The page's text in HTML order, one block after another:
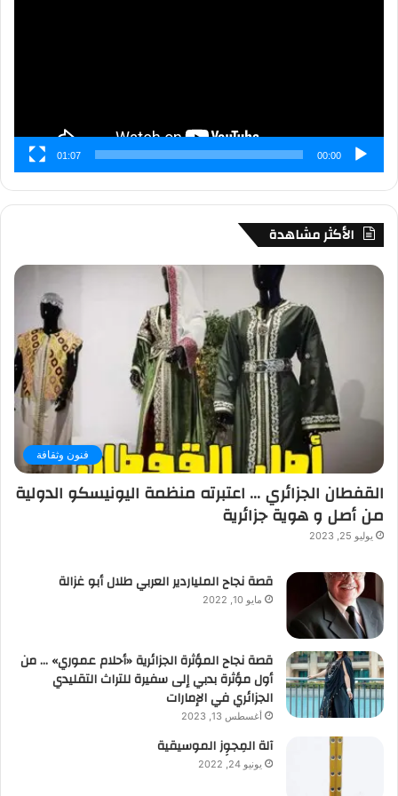
00:00
01:07
الأكثر مشاهدة
فنون وثقافة
القفطان الجزائري … اعتبرته منظمة اليونيسكو الدولية
من أصل و هوية جزائرية
يوليو 25, 2023
قصة نجاح الملياردير العربي طلال أبو غزالة
مايو 10, 2022
قصة نجاح المؤثرة الجزائرية «أحلام عموري» … من
أول مؤثرة بدبي إلى سفيرة للتراث التقليدي
الجزائري في الإمارات
أغسطس 13, 2023
آلة المِجوِز الموسيقية‎‎
يونيو 24, 2022